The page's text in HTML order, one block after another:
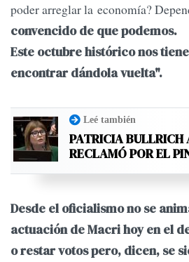
poder arreglar la economía?
convencido de que podemos.
Este octubre histórico nos
encontrar dándola vuelta".
Leé también
PATRICIA BULLRICH
RECLAMÓ POR EL
Desde el oficialismo no se
actuación de Macri hoy en el
o restar votos pero, dicen, se